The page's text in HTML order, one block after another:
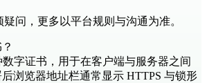
疑问，更多以平台规则与沟通为准。
数字证书，用于在客户端与服务器之间
浏览器地址栏通常显示 HTTPS 与锁形